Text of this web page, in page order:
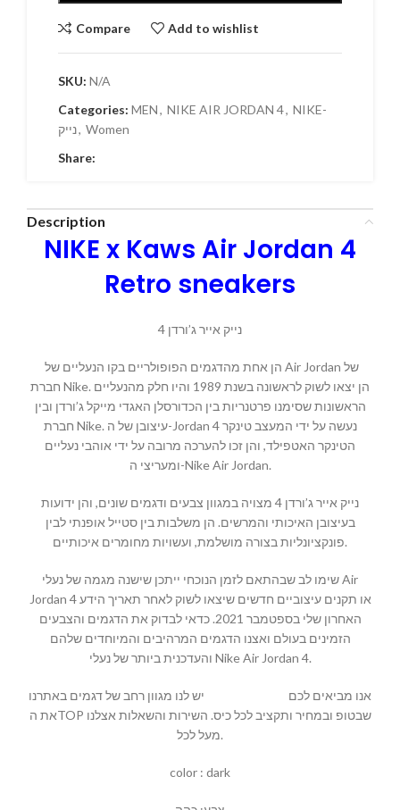
Compare Add to wishlist
SKU: N/A
Categories: MEN, NIKE AIR JORDAN 4, NIKE-
נייק, Women
Share:
Description
NIKE x Kaws Air Jordan 4
Retro sneakers
נייק אייר ג’ורדן 4
חברת Nike. הן יצאו לשוק לראשונה בשנת 1989 והיו חלק מהנעליים
הראשונות שסימנו פרטנריות בין הכדורסלן האגדי מייקל ג’ורדן ובין
חברת Nike. עיצובן של ה-Jordan 4 נעשה על ידי המעצב טינקר
הטינקר האטפילד, והן זכו להערכה מרובה על ידי אוהבי נעליים
ומעריצי ה-Nike Air Jordan.
נייק אייר ג’ורדן 4 מצויה במגוון צבעים ודגמים שונים, והן ידועות
בעיצובן האיכותי והמרשים. הן משלבות בין סטייל אופנתי לבין
פונקציונליות בצורה מושלמת, ועשויות מחומרים איכותיים.
שימו לב שבהתאם לזמן הנוכחי ייתכן שישנה מגמה של נעלי Air
Jordan 4 או תקנים עיצוביים חדשים שיצאו לשוק לאחר תאריך הידע
האחרון שלי בספטמבר 2021. כדאי לבדוק את הדגמים והצבעים
הזמינים בעולם ואצנו הדגמים המרהיבים והמיוחדים שלהם
והעדכנית ביותר של נעלי Nike Air Jordan 4.
את הTOP שבטופ ובמחיר ותקציב לכל כיס. השירות והשאלות אצלנו
מעל לכל.
color : dark